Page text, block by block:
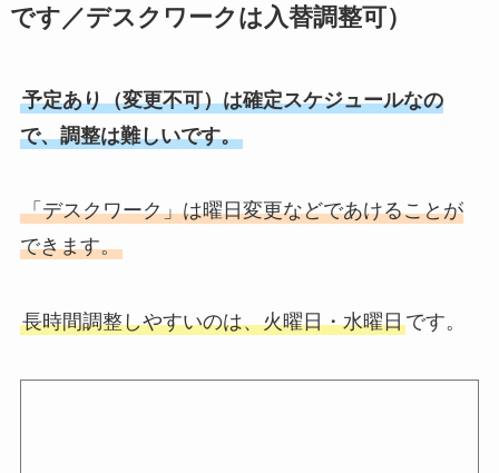
です／デスクワークは入替調整可）
予定あり（変更不可）は確定スケジュールなの
で、調整は難しいです。
「デスクワーク」は曜日変更などであけることが
できます。
長時間調整しやすいのは、火曜日・水曜日です。